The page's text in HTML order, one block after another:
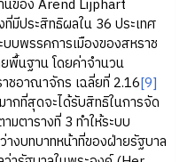
นของ Arend Lijphart
มีประสิทธิผลใน 36 ประเทศ
บพรรคการเมืองของสหราช
พื้นฐาน โดยค่าจำนวน
ชอาณาจักร เฉลี่ยที่ 2.16[9]
กที่สุดจะได้รับสิทธิในการจัด
ตารางที่ 3 ทำให้ระบบ
งบทบาทหน้าที่ของฝ่ายรัฐบาล